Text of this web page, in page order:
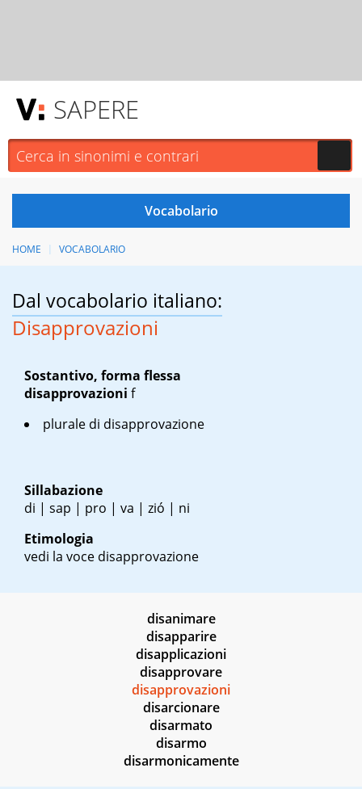
SAPERE
HOME VOCABOLARIO
Dal vocabolario italiano:
Disapprovazioni
Sostantivo, forma flessa
disapprovazioni f
plurale di disapprovazione
Sillabazione
di | sap | pro | va | zió | ni
Etimologia
vedi la voce disapprovazione
disanimare
disapparire
disapplicazioni
disapprovare
disapprovazioni
disarcionare
disarmato
disarmo
disarmonicamente